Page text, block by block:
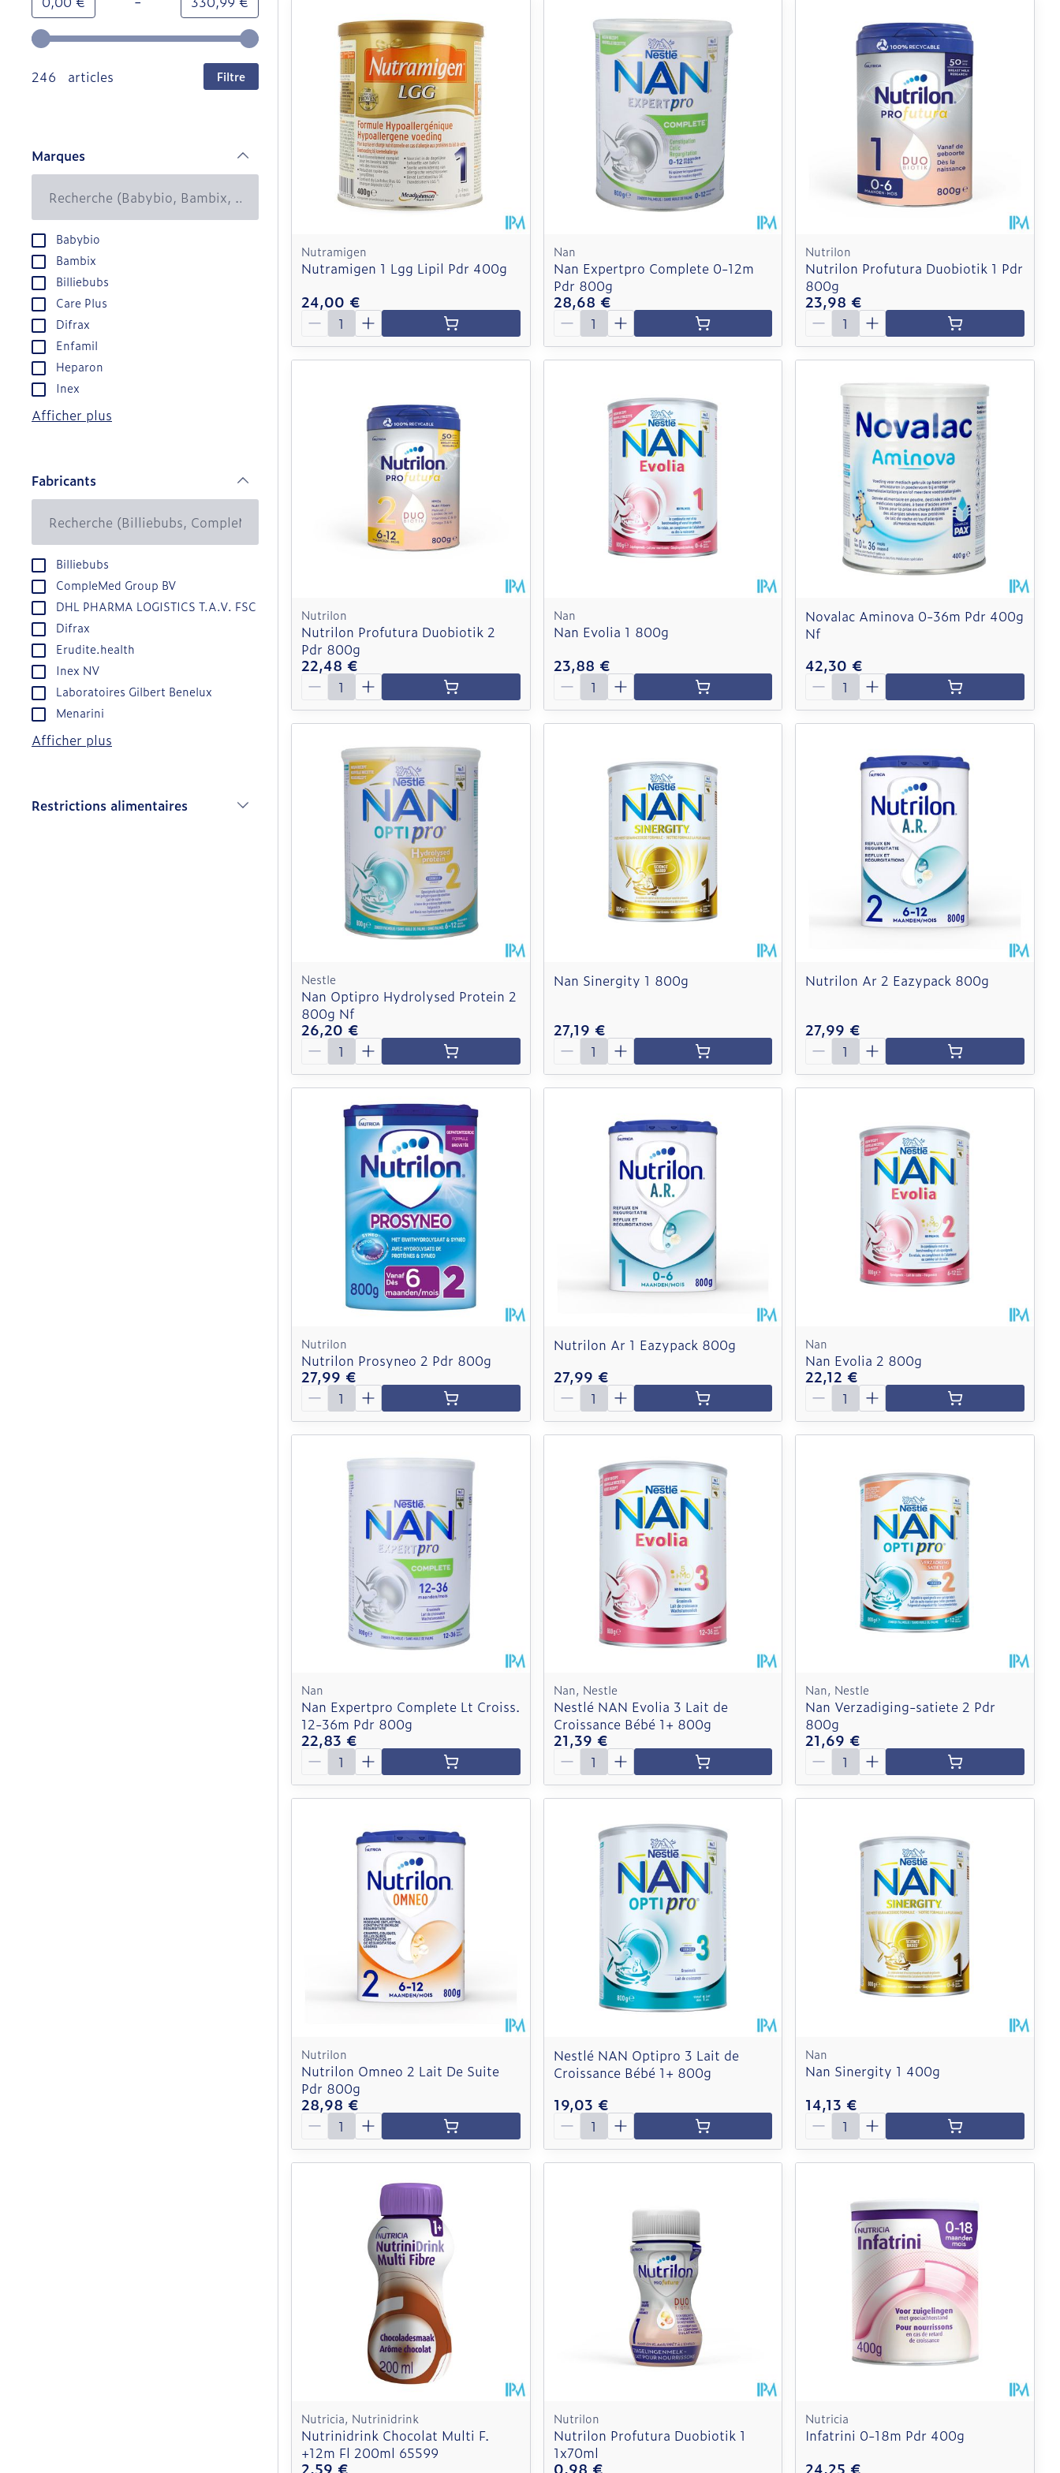
Utilisez les touches fléchées gauche et droite pour ajuster les valeurs minimales et maximales du prix.
246 articles
Filtre
Marques
filter
Babybio
Bambix
Billiebubs
Care Plus
Difrax
Enfamil
Heparon
Inex
Afficher plus
Fabricants
filter
Billiebubs
CompleMed Group BV
DHL PHARMA LOGISTICS T.A.V. FSC
Difrax
Erudite.health
Inex NV
Laboratoires Gilbert Benelux
Menarini
Afficher plus
Restrictions alimentaires
Nutramigen
Nutramigen 1 Lgg Lipil Pdr 400g
24,00 €
Quantité
Nan
Nan Expertpro Complete 0-12m
Pdr 800g
28,68 €
Quantité
Nutrilon
Nutrilon Profutura Duobiotik 1 Pdr
800g
23,98 €
Quantité
Nutrilon
Nutrilon Profutura Duobiotik 2
Pdr 800g
22,48 €
Quantité
Nan
Nan Evolia 1 800g
23,88 €
Quantité
Novalac Aminova 0-36m Pdr 400g
Nf
42,30 €
Quantité
Nestle
Nan Optipro Hydrolysed Protein 2
800g Nf
26,20 €
Quantité
Nan Sinergity 1 800g
27,19 €
Quantité
Nutrilon Ar 2 Eazypack 800g
27,99 €
Quantité
Nutrilon
Nutrilon Prosyneo 2 Pdr 800g
27,99 €
Quantité
Nutrilon Ar 1 Eazypack 800g
27,99 €
Quantité
Nan
Nan Evolia 2 800g
22,12 €
Quantité
Nan
Nan Expertpro Complete Lt Croiss.
12-36m Pdr 800g
22,83 €
Quantité
Nan, Nestle
Nestlé NAN Evolia 3 Lait de
Croissance Bébé 1+ 800g
21,39 €
Quantité
Nan, Nestle
Nan Verzadiging-satiete 2 Pdr
800g
21,69 €
Quantité
Nutrilon
Nutrilon Omneo 2 Lait De Suite
Pdr 800g
28,98 €
Quantité
Nestlé NAN Optipro 3 Lait de
Croissance Bébé 1+ 800g
19,03 €
Quantité
Nan
Nan Sinergity 1 400g
14,13 €
Quantité
Nutricia, Nutrinidrink
Nutrinidrink Chocolat Multi F.
+12m Fl 200ml 65599
2,59 €
Nutrilon
Nutrilon Profutura Duobiotik 1
1x70ml
0,98 €
Nutricia
Infatrini 0-18m Pdr 400g
24,25 €